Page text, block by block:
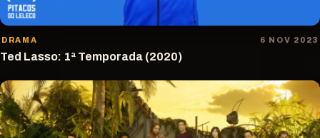
DRAMA 6 NOV 2023
Ted Lasso: 1ª Temporada (2020)